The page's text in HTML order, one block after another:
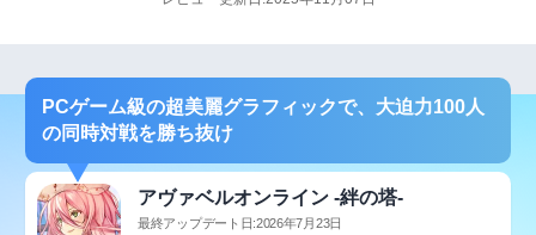
PCゲーム級の超美麗グラフィックで、大迫力100人
の同時対戦を勝ち抜け
アヴァベルオンライン -絆の塔-
最終アップデート日:2026年7月23日